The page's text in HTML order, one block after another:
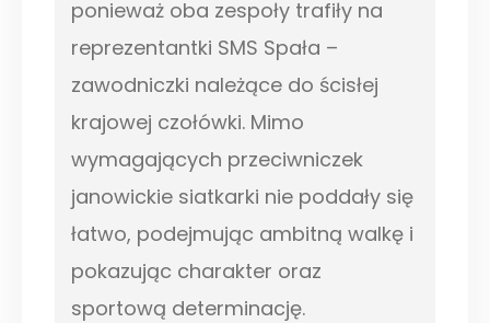
ponieważ oba zespoły trafiły na
reprezentantki SMS Spała –
zawodniczki należące do ścisłej
krajowej czołówki. Mimo
wymagających przeciwniczek
janowickie siatkarki nie poddały się
łatwo, podejmując ambitną walkę i
pokazując charakter oraz
sportową determinację.